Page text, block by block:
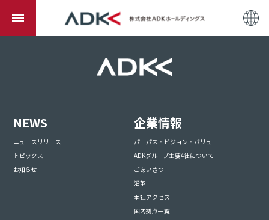
NEWS
ニュースリリース
トピックス
お知らせ
企業情報
パーパス・ビジョン・バリュー
ADKグループ主要4社について
ごあいさつ
沿革
本社アクセス
国内拠点一覧